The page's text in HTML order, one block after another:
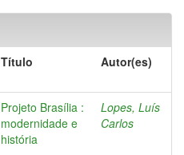
Título Autor(es)
Projeto Brasília :
modernidade e
história
Lopes, Luís
Carlos